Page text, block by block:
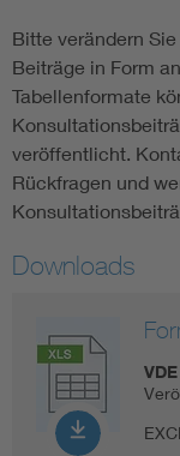
Umwelt- und
Regelsetzung
Bitte verändern
Beiträge in Form
Tabellenformate
veröffentlicht.
Rückfragen und
Downloads